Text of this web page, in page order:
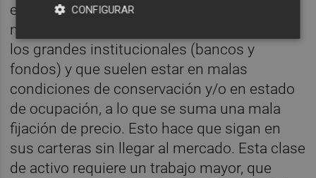
eufemismo para las viviendas que
normalmente proceden de las carteras de
los grandes institucionales (bancos y
fondos) y que suelen estar en malas
condiciones de conservación y/o en estado
de ocupación, a lo que se suma una mala
fijación de precio. Esto hace que sigan en
sus carteras sin llegar al mercado. Esta clase
de activo requiere un trabajo mayor, que
CONFIGURAR